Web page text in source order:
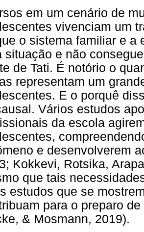
em um cenário de
vivenciam um
o sistema familiar e a
situação e não
de Tati. É notório o
representam um
E o porquê
Vários estudos
da escola
e desenvolverem
Kokkevi, Rotsika,
que tais
estudos que se
para o preparo
& Mosmann, 2019).